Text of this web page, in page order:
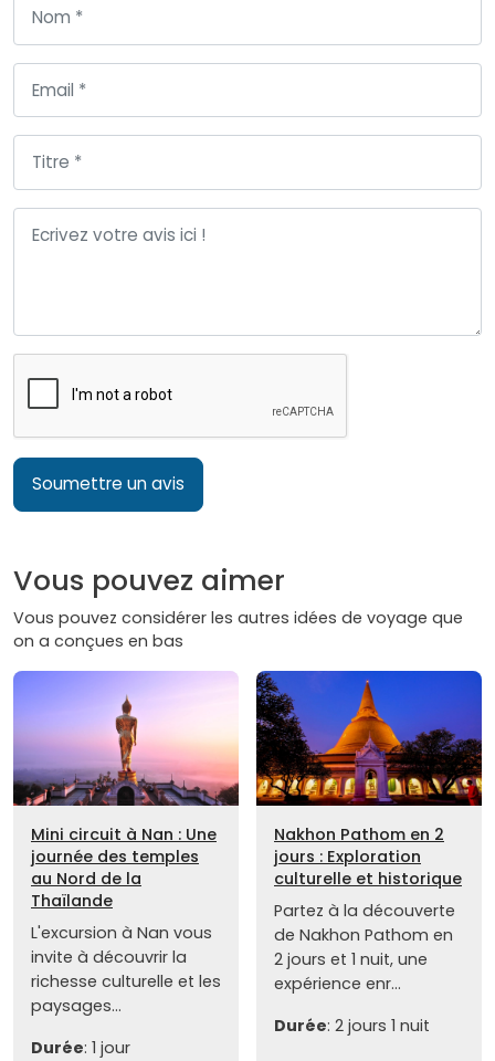
Soumettre un avis
Vous pouvez aimer
Vous pouvez considérer les autres idées de voyage que
on a conçues en bas
Mini circuit à Nan : Une
journée des temples
au Nord de la
Thaïlande
L'excursion à Nan vous
invite à découvrir la
richesse culturelle et les
paysages...
Durée: 1 jour
Nakhon Pathom en 2
jours : Exploration
culturelle et historique
Partez à la découverte
de Nakhon Pathom en
2 jours et 1 nuit, une
expérience enr...
Durée: 2 jours 1 nuit